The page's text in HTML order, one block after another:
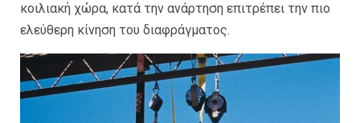
κοιλιακή χώρα, κατά την ανάρτηση επιτρέπει την πιο
ελεύθερη κίνηση του διαφράγματος.